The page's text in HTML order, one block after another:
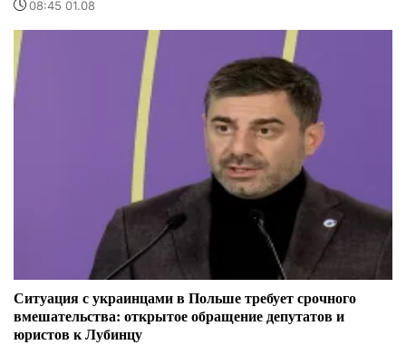
08:45 01.08
Ситуация с украинцами в Польше требует срочного
вмешательства: открытое обращение депутатов и
юристов к Лубинцу